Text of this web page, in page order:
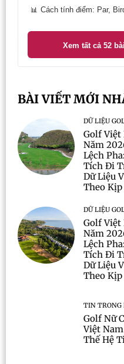
📊 Cách tính điểm: Par,
Xem tất cả 52
BÀI VIẾT MỚI
DỮ LIỆU
Golf Việt
Năm
Lệch
Tích Đi
Dữ Liệu
Theo
DỮ LIỆU
Golf Việt
Năm
Lệch
Tích Đi
Dữ Liệu
Theo Kịp
TIN TRONG
Golf Nữ
Việt
Thế Hệ